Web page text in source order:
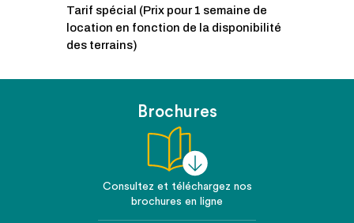
Tarif spécial (Prix pour 1 semaine de
location en fonction de la disponibilité
des terrains)
Brochures
Consultez et téléchargez nos
brochures en ligne